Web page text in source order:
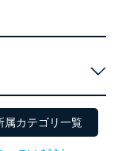
属カテゴリ一覧